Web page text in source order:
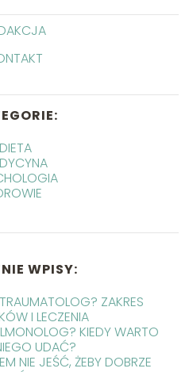
DIETA
WPISY:
ZAKRES
I LECZENIA
KIEDY WARTO
UDAĆ?
NIE JEŚĆ, ŻEBY DOBRZE